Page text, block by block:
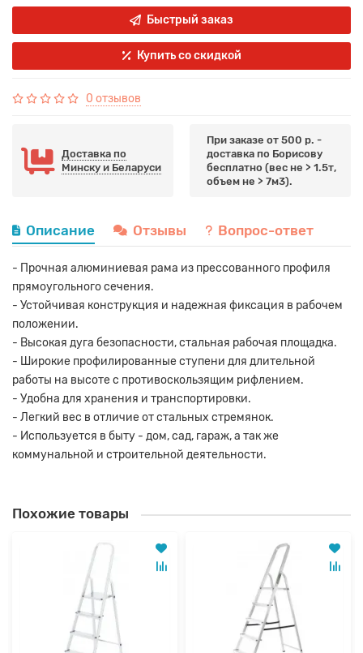
Быстрый заказ
Купить со скидкой
0 отзывов
Доставка по
Минску и Беларуси
При заказе от 500 р. -
доставка по Борисову
бесплатно (вес не > 1.5т,
объем не > 7м3).
Описание Отзывы Вопрос-ответ
- Прочная алюминиевая рама из прессованного профиля
прямоугольного сечения.
- Устойчивая конструкция и надежная фиксация в рабочем
положении.
- Высокая дуга безопасности, стальная рабочая площадка.
- Широкие профилированные ступени для длительной
работы на высоте с противоскользящим рифлением.
- Удобна для хранения и транспортировки.
- Легкий вес в отличие от стальных стремянок.
- Используется в быту - дом, сад, гараж, а так же
коммунальной и строительной деятельности.
Похожие товары